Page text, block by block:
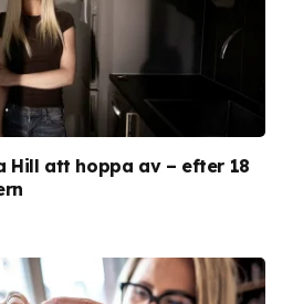
Hill att hoppa av – efter 18